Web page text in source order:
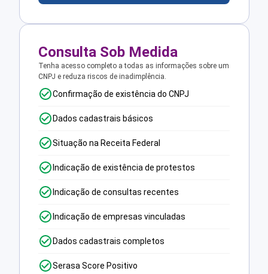
Consulta Sob Medida
Tenha acesso completo a todas as informações sobre um
CNPJ e reduza riscos de inadimplência.
Confirmação de existência do CNPJ
Dados cadastrais básicos
Situação na Receita Federal
Indicação de existência de protestos
Indicação de consultas recentes
Indicação de empresas vinculadas
Dados cadastrais completos
Serasa Score Positivo